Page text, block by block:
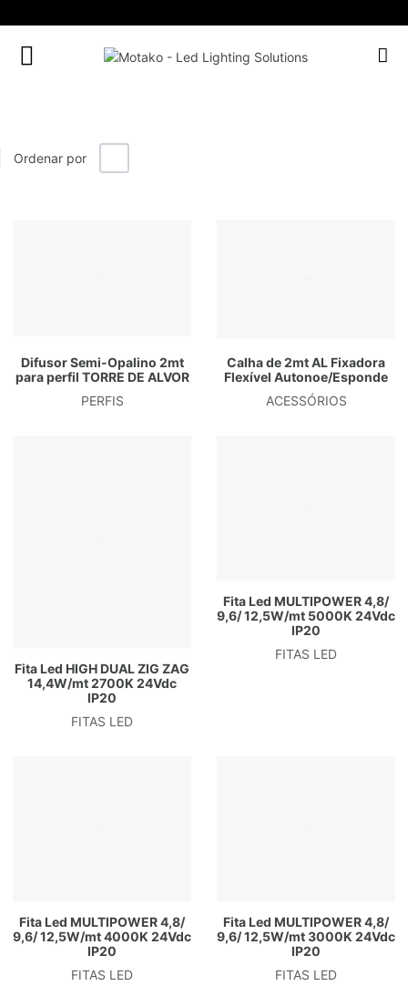
Ordenar por
Difusor Semi-Opalino 2mt
para perfil TORRE DE ALVOR
PERFIS
Calha de 2mt AL Fixadora
Flexível Autonoe/Esponde
ACESSÓRIOS
Fita Led HIGH DUAL ZIG ZAG
14,4W/mt 2700K 24Vdc
IP20
FITAS LED
Fita Led MULTIPOWER 4,8/
9,6/ 12,5W/mt 5000K 24Vdc
IP20
FITAS LED
Fita Led MULTIPOWER 4,8/
9,6/ 12,5W/mt 4000K 24Vdc
IP20
FITAS LED
Fita Led MULTIPOWER 4,8/
9,6/ 12,5W/mt 3000K 24Vdc
IP20
FITAS LED